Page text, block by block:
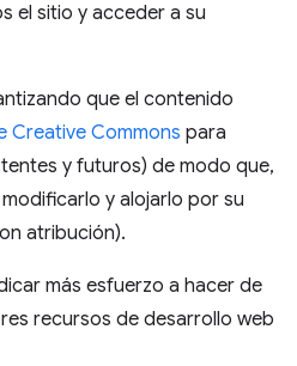
el sitio y acceder a su
que el contenido
Creative Commons para
y futuros) de modo que,
y alojarlo por su
atribución).
más esfuerzo a hacer de
recursos de desarrollo web